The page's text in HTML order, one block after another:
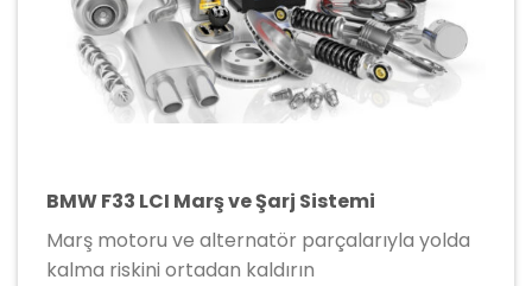
BMW F33 LCI Marş ve Şarj Sistemi
Marş motoru ve alternatör parçalarıyla yolda
kalma riskini ortadan kaldırın